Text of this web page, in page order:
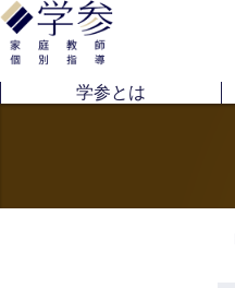
学参とは